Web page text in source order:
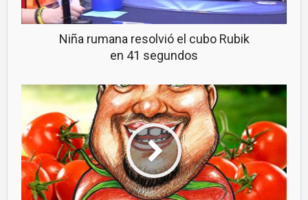
Niña rumana resolvió el cubo Rubik
en 41 segundos